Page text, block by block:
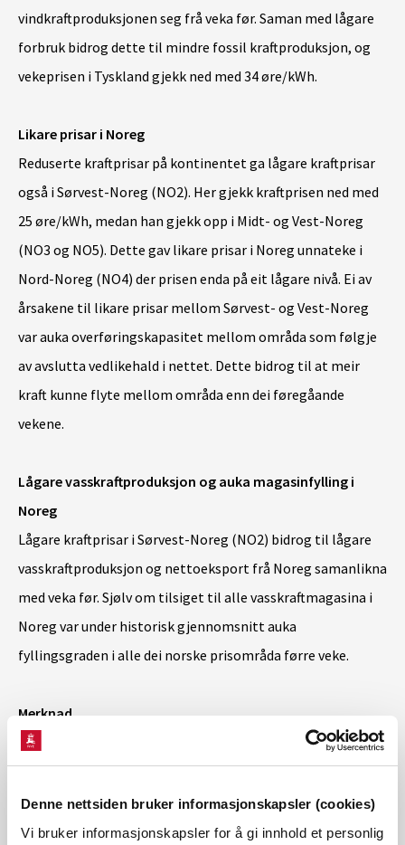
Denne nettsiden bruker informasjonskapsler (cookies)
Vi bruker informasjonskapsler for å gi innhold et personlig
vindkraftproduksjonen seg frå veka før. Saman med lågare
forbruk bidrog dette til mindre fossil kraftproduksjon, og
vekeprisen i Tyskland gjekk ned med 34 øre/kWh.
Likare prisar i Noreg
Reduserte kraftprisar på kontinentet ga lågare kraftprisar
også i Sørvest-Noreg (NO2). Her gjekk kraftprisen ned med
25 øre/kWh, medan han gjekk opp i Midt- og Vest-Noreg
(NO3 og NO5). Dette gav likare prisar i Noreg unnateke i
Nord-Noreg (NO4) der prisen enda på eit lågare nivå. Ei av
årsakene til likare prisar mellom Sørvest- og Vest-Noreg
var auka overføringskapasitet mellom områda som følgje
av avslutta vedlikehald i nettet. Dette bidrog til at meir
kraft kunne flyte mellom områda enn dei føregåande
vekene.
Lågare vasskraftproduksjon og auka magasinfylling i
Noreg
Lågare kraftprisar i Sørvest-Noreg (NO2) bidrog til lågare
vasskraftproduksjon og nettoeksport frå Noreg samanlikna
med veka før. Sjølv om tilsiget til alle vasskraftmagasina i
Noreg var under historisk gjennomsnitt auka
fyllingsgraden i alle dei norske prisområda førre veke.
Merknad
Det manglar temperaturdata for Noreg 24. juni. Verdiane er
erstatta med prognosetal.
Last ned kraftsituasjonsrapporten for veke 27 2026